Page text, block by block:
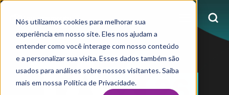
Nós utilizamos cookies para melhorar sua
experiência em nosso site. Eles nos ajudam a
entender como você interage com nosso conteúdo
e a personalizar sua visita. Esses dados também são
usados para análises sobre nossos visitantes. Saiba
mais em nossa Política de Privacidade.